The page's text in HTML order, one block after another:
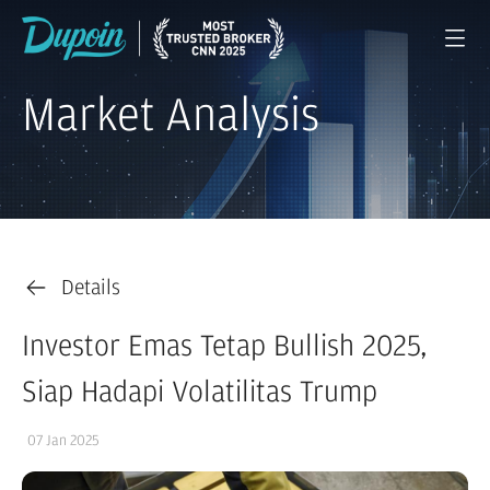
Market Analysis
Details
Investor Emas Tetap Bullish 2025,
Siap Hadapi Volatilitas Trump
07 Jan 2025